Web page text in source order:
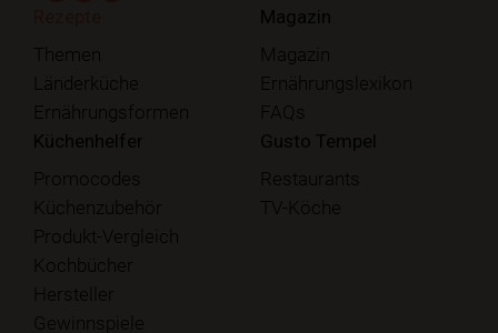
Themen
Länderküche
Ernährungsformen
Magazin
Magazin
Ernährungslexikon
FAQs
Küchenhelfer
Promocodes
Küchenzubehör
Produkt-Vergleich
Kochbücher
Hersteller
Gewinnspiele
Gusto Tempel
Restaurants
TV-Köche